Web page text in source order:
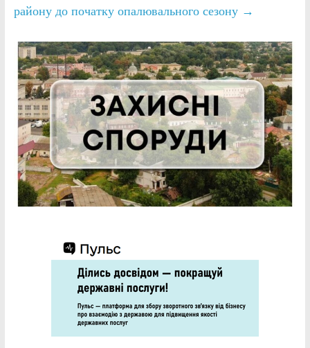
району до початку опалювального сезону →